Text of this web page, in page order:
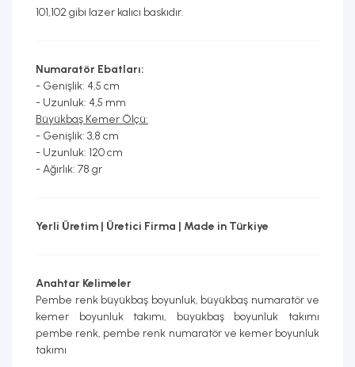
101,102 gibi lazer kalıcı baskıdır.
Numaratör Ebatları:
- Genişlik: 4,5 cm
- Uzunluk: 4,5 mm
Büyükbaş Kemer Ölçü:
- Genişlik: 3,8 cm
- Uzunluk: 120 cm
- Ağırlık: 78 gr
Yerli Üretim | Üretici Firma | Made in Türkiye
Anahtar Kelimeler
Pembe renk büyükbaş boyunluk, büyükbaş numaratör ve
kemer boyunluk takımı, büyükbaş boyunluk takımı
pembe renk, pembe renk numaratör ve kemer boyunluk
takımı